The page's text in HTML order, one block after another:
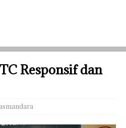
Responsif dan